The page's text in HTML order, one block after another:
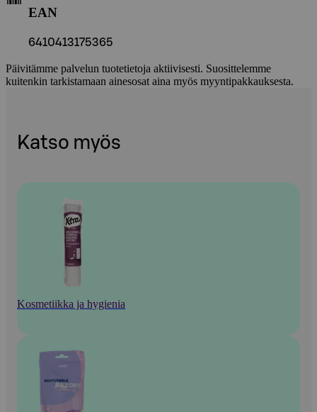
EAN
6410413175365
Päivitämme palvelun tuotetietoja aktiivisesti. Suosittelemme
kuitenkin tarkistamaan ainesosat aina myös myyntipakkauksesta.
Katso myös
Kosmetiikka ja hygienia